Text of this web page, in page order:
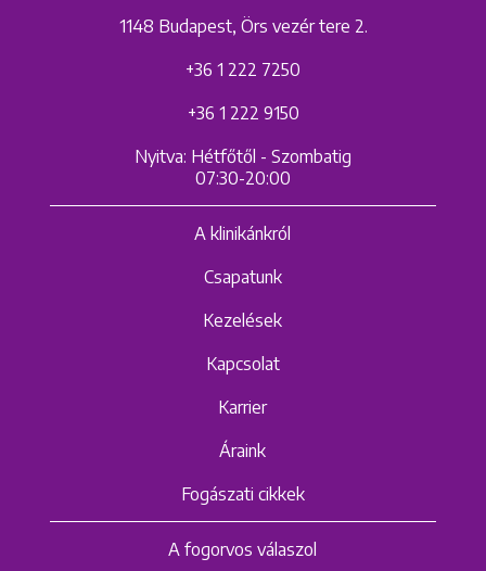
1148 Budapest, Örs vezér tere 2.
+36 1 222 7250
+36 1 222 9150
Nyitva: Hétfőtől - Szombatig
07:30-20:00
A klinikánkról
Csapatunk
Kezelések
Kapcsolat
Karrier
Áraink
Fogászati cikkek
A fogorvos válaszol